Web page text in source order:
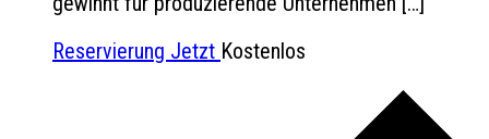
Reservierung Jetzt Kostenlos